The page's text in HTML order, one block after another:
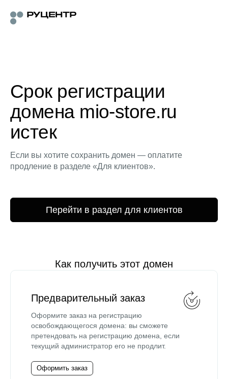
Срок регистрации
домена mio-store.ru
истек
Если вы хотите сохранить домен — оплатите
продление в разделе «Для клиентов».
Перейти в раздел для клиентов
Как получить этот домен
Предварительный заказ
Оформите заказ на регистрацию
освобождающегося домена: вы сможете
претендовать на регистрацию домена, если
текущий администратор его не продлит.
Оформить заказ